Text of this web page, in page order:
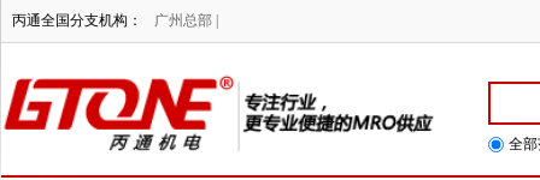
丙通全国分支机构： 广州总部 |
全